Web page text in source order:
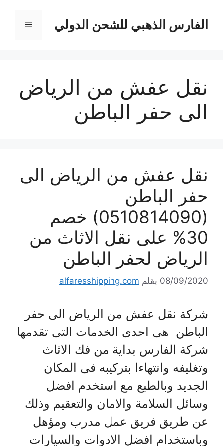
المحتوىالفارس الذهبي للشحن الدولي القائمة
نقل عفش من الرياض
الى حفر الباطن
نقل عفش من الرياض الى
حفر الباطن
(0510814090) خصم
30% على نقل الاثاث من
الرياض لحفر الباطن
08/09/2020 بقلم alfaresshipping.com
شركة نقل عفش من الرياض الى حفر
الباطن هى احدى الخدمات التى تقدمها
شركة الفارس بداية من فك الاثاث
وتغليفه وانتهاءا بتركيبه فى المكان
الجديد وبالطبع مع استخدم افضل
وسائل السلامة والامان والتعقيم وذلك
عن طريق فريق عمل مدرب ومؤهل
وباستخدام افضل الادوات والسيارات